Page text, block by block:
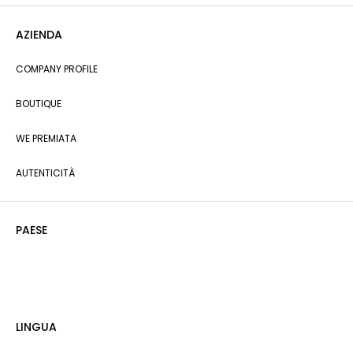
AZIENDA
COMPANY PROFILE
BOUTIQUE
WE PREMIATA
AUTENTICITÀ
PAESE
LINGUA